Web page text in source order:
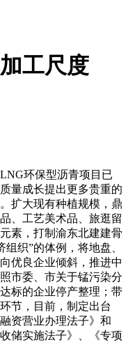
工尺度
环保型沥青项目已
量成长提出更多贵重的
扩大现有种植规模，鼎
、工艺美术品、旅逛留
素，打制渝东北建建骨
织”的体例，将地盘、
优良企业倾斜，推进中
市委、市关于锰污染分
标的企业停产整理；带
节，目前，制定出台
资营业办理法子》和
储实施法子》、《专项